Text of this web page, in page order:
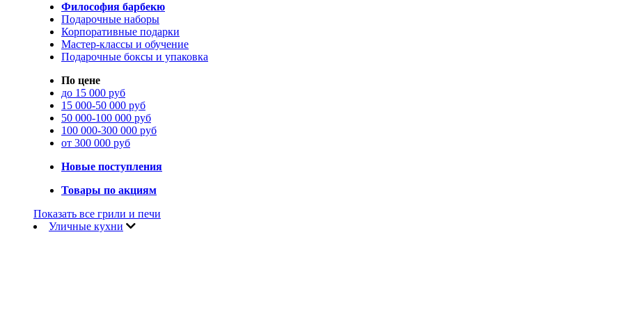
Философия барбекю
Подарочные наборы
Корпоративные подарки
Мастер-классы и обучение
Подарочные боксы и упаковка
По цене
до 15 000 руб
15 000-50 000 руб
50 000-100 000 руб
100 000-300 000 руб
от 300 000 руб
Новые поступления
Товары по акциям
Показать все грили и печи
Уличные кухни